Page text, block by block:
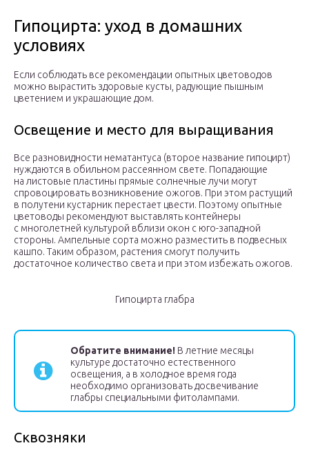
Гипоцирта: уход в домашних
условиях
Если соблюдать все рекомендации опытных цветоводов
можно вырастить здоровые кусты, радующие пышным
цветением и украшающие дом.
Освещение и место для выращивания
Все разновидности нематантуса (второе название гипоцирт)
нуждаются в обильном рассеянном свете. Попадающие
на листовые пластины прямые солнечные лучи могут
спровоцировать возникновение ожогов. При этом растущий
в полутени кустарник перестает цвести. Поэтому опытные
цветоводы рекомендуют выставлять контейнеры
с многолетней культурой вблизи окон с юго-западной
стороны. Ампельные сорта можно разместить в подвесных
кашпо. Таким образом, растения смогут получить
достаточное количество света и при этом избежать ожогов.
Гипоцирта глабра
Обратите внимание! В летние месяцы
культуре достаточно естественного
освещения, а в холодное время года
необходимо организовать досвечивание
глабры специальными фитолампами.
Сквозняки